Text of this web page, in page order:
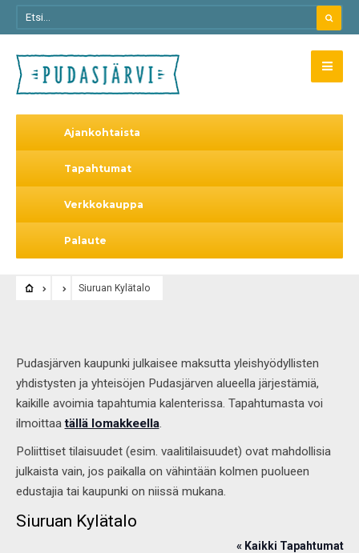
Ajankohtaista
Tapahtumat
Verkkokauppa
Palaute
Siuruan Kylätalo
Pudasjärven kaupunki julkaisee maksutta yleishyödyllisten
yhdistysten ja yhteisöjen Pudasjärven alueella järjestämiä,
kaikille avoimia tapahtumia kalenterissa. Tapahtumasta voi
ilmoittaatällä lomakkeella.
Poliittiset tilaisuudet (esim. vaalitilaisuudet) ovat mahdollisia
julkaista vain, jos paikalla on vähintään kolmen puolueen
edustajia tai kaupunki on niissä mukana.
Siuruan Kylätalo
« Kaikki Tapahtumat